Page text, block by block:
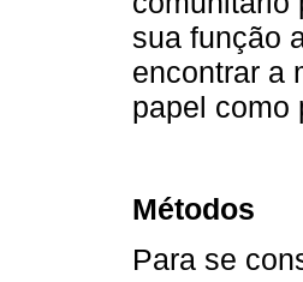
sua função
encontrar a
papel como
Métodos
Para se